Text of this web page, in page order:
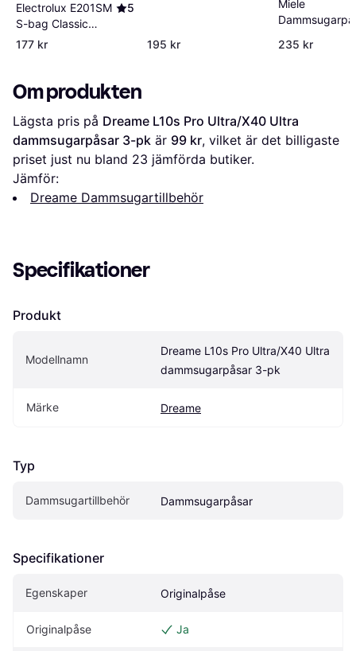
Electrolux E201SM
S-bag Classic
Long Performance
5
177 kr 195 kr
Miele
235 kr
Om produkten
Lägsta pris på Dreame L10s Pro Ultra/X40 Ultra
dammsugarpåsar 3-pk är 99 kr, vilket är det billigaste
priset just nu bland 23 jämförda butiker.
Jämför:
Dreame Dammsugartillbehör
Specifikationer
Produkt
Modellnamn
Dreame L10s Pro Ultra/X40 Ultra
dammsugarpåsar 3-pk
Märke Dreame
Typ
Dammsugartillbehör Dammsugarpåsar
Specifikationer
Egenskaper Originalpåse
Originalpåse Ja